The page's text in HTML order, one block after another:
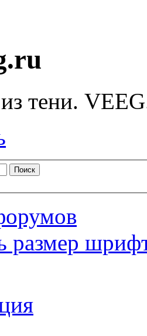
тени.
размер